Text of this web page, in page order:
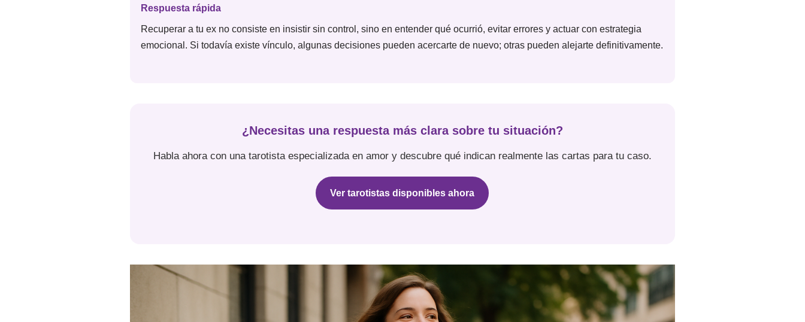
Respuesta rápida
Recuperar a tu ex no consiste en insistir sin control, sino en entender qué ocurrió, evitar errores y actuar con estrategia
emocional. Si todavía existe vínculo, algunas decisiones pueden acercarte de nuevo; otras pueden alejarte definitivamente.
¿Necesitas una respuesta más clara sobre tu situación?
Habla ahora con una tarotista especializada en amor y descubre qué indican realmente las cartas para tu caso.
Ver tarotistas disponibles ahora